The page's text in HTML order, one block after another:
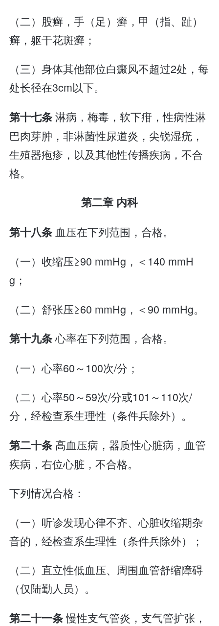
（二）股癣，手（足）癣，甲（指、趾）
癣，躯干花斑癣；
（三）身体其他部位白癜风不超过2处，每
处长径在3cm以下。
第十七条淋病，梅毒，软下疳，性病性淋
巴肉芽肿，非淋菌性尿道炎，尖锐湿疣，
生殖器疱疹，以及其他性传播疾病，不合
格。
第二章 内科
第十八条 血压在下列范围，合格。
（一）收缩压≥90 mmHg，＜140 mmH
g；
（二）舒张压≥60 mmHg，＜90 mmHg。
第十九条心率在下列范围，合格。
（一）心率60～100次/分；
（二）心率50～59次/分或101～110次/
分，经检查系生理性（条件兵除外）。
第二十条 高血压病，器质性心脏病，血管
疾病，右位心脏，不合格。
下列情况合格：
（一）听诊发现心律不齐、心脏收缩期杂
音的，经检查系生理性（条件兵除外）；
（二）直立性低血压、周围血管舒缩障碍
（仅陆勤人员）。
第二十一条慢性支气管炎，支气管扩张，